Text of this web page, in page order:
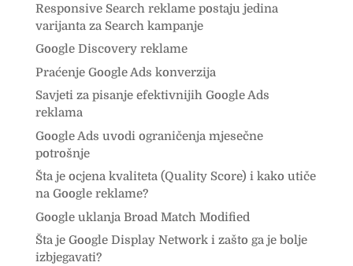
Responsive Search reklame postaju jedina
varijanta za Search kampanje
Google Discovery reklame
Praćenje Google Ads konverzija
Savjeti za pisanje efektivnijih Google Ads
reklama
Google Ads uvodi ograničenja mjesečne
potrošnje
Šta je ocjena kvaliteta (Quality Score) i kako utiče
na Google reklame?
Google uklanja Broad Match Modified
Šta je Google Display Network i zašto ga je bolje
izbjegavati?